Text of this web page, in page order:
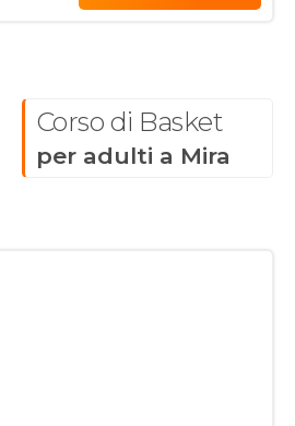
Corso di Basket
per adulti a Mira